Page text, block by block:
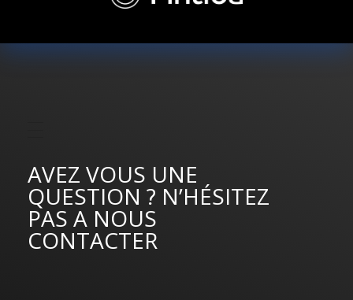
AVEZ VOUS UNE
QUESTION ? N’HÉSITEZ
PAS A NOUS
CONTACTER